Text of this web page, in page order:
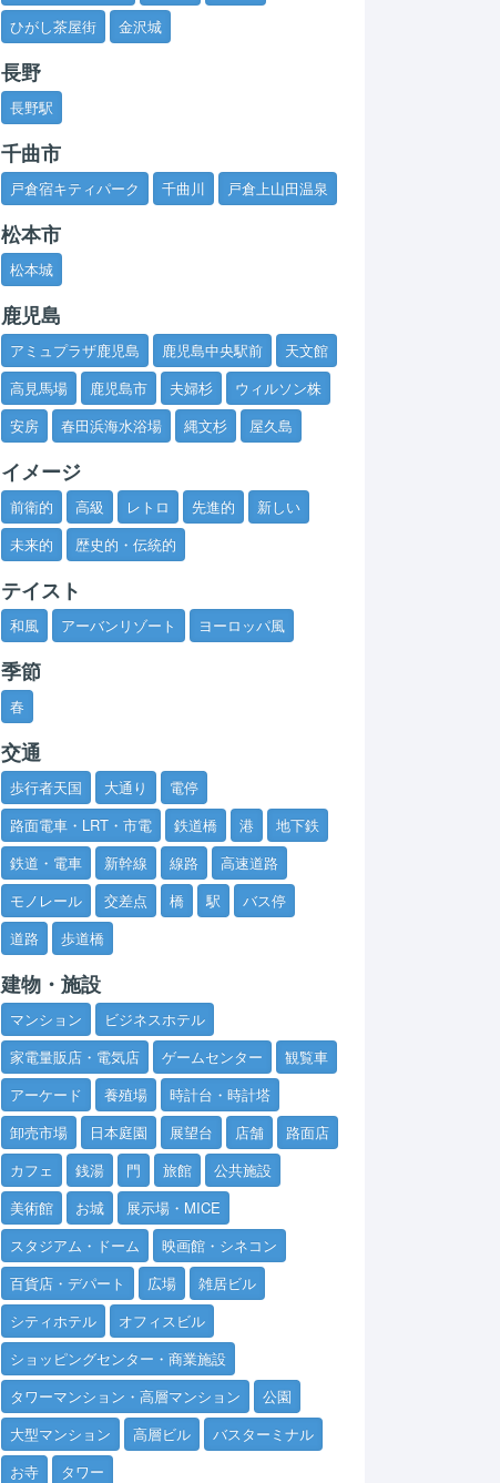
ひがし茶屋街
金沢城
長野
長野駅
千曲市
戸倉宿キティパーク 千曲川 戸倉上山田温泉
松本市
松本城
鹿児島
アミュプラザ鹿児島 鹿児島中央駅前
天文館
高見馬場
鹿児島市 夫婦杉
ウィルソン株
安房
春田浜海水浴場 縄文杉 屋久島
イメージ
前衛的 高級 レトロ 先進的
新しい
未来的
歴史的・伝統的
テイスト
和風 アーバンリゾート ヨーロッパ風
季節
春
交通
歩行者天国 大通り
電停
路面電車・LRT・市電
鉄道橋 港
地下鉄
鉄道・電車
新幹線 線路
高速道路
モノレール
交差点 橋 駅
バス停
道路
歩道橋
建物・施設
マンション
ビジネスホテル
家電量販店・電気店
ゲームセンター
観覧車
アーケード
養殖場
時計台・時計塔
卸売市場
日本庭園 展望台 店舗
路面店
カフェ
銭湯 門 旅館
公共施設
美術館
お城
展示場・MICE
スタジアム・ドーム
映画館・シネコン
百貨店・デパート
広場
雑居ビル
シティホテル
オフィスビル
ショッピングセンター・商業施設
タワーマンション・高層マンション
公園
大型マンション
高層ビル
バスターミナル
お寺
タワー